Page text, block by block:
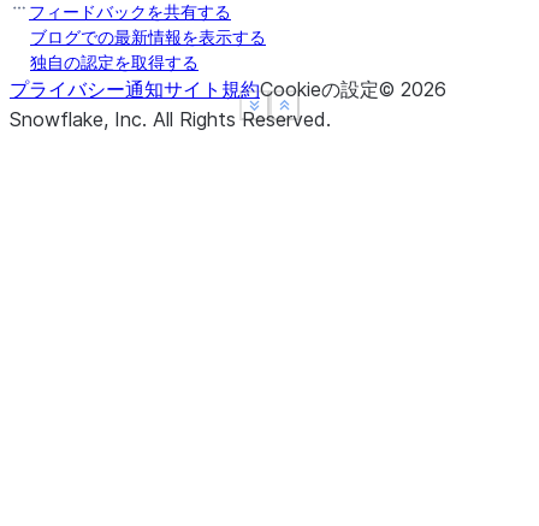
Show less
See more
Show less
See more
フィードバックを共有する
ブログでの最新情報を表示する
独自の認定を取得する
プライバシー通知サイト規約Cookieの設定© 2026
Snowflake, Inc. All Rights Reserved.